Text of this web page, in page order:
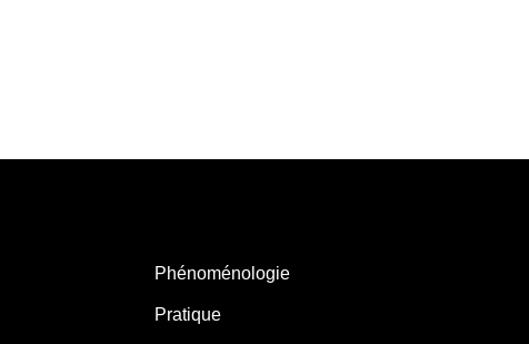
Phénoménologie
Pratique